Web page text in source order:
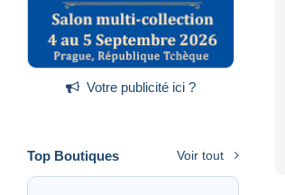
Votre publicité ici ?
Top Boutiques Voir tout